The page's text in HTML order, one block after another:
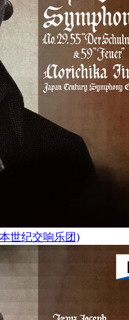
世纪交响乐团)